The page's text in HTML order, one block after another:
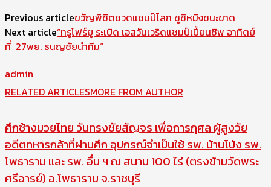
Previous articleขวัญพิชิตชวดแชมป์โลก ซูซิหมิงชนะขาด
Next article“ทรูโฟร์ยู ระเบิด เอสวันเวริดแชมป์เปี้ยนชิพ อาทิตย์
ที่ 27พย. ธนญชัยนำทีม“
admin
RELATED ARTICLESMORE FROM AUTHOR
ศึกช้างมวยไทย วันทรงชัยสัญจร เพื่อการกุศล ผู้สูงวัย
อดีตทหารกล้าที่ผ่านศึก อุปกรณ์จำเป็นใช้ รพ. บ้านโป่ง รพ.
โพธาราม และ รพ. อื่น ฯ ณ สนาม 100 ไร่ (ตรงข้ามวัดพระ
ศรีอารย์) อ.โพธาราม จ.ราชบุรี